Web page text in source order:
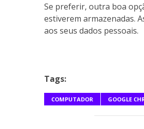
Se preferir, outra boa
estiverem armazenadas.
aos seus dados pessoais.
Tags:
COMPUTADOR GOOGLE